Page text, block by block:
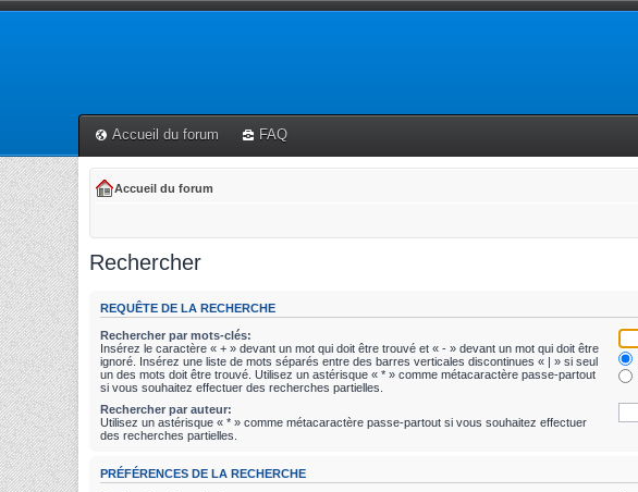
Accueil du forum FAQ
Accueil du forum
Rechercher
REQUÊTE DE LA RECHERCHE
Rechercher par mots-clés:
Insérez le caractère « + » devant un mot qui doit être trouvé et « - » devant un mot qui doit être
ignoré. Insérez une liste de mots séparés entre des barres verticales discontinues « | » si seul
un des mots doit être trouvé. Utilisez un astérisque « * » comme métacaractère passe-partout
si vous souhaitez effectuer des recherches partielles.
Rechercher par auteur:
Utilisez un astérisque « * » comme métacaractère passe-partout si vous souhaitez effectuer
des recherches partielles.
PRÉFÉRENCES DE LA RECHERCHE